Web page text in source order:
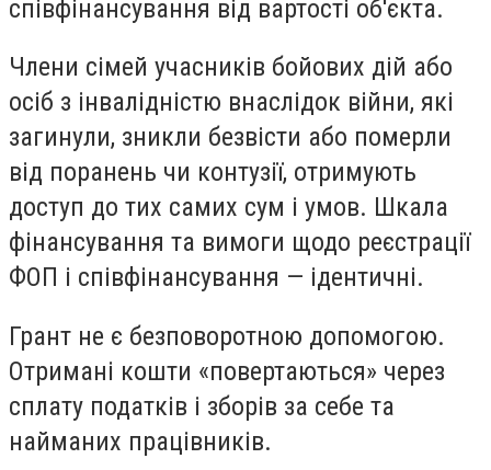
співфінансування від вартості об'єкта.
Члени сімей учасників бойових дій або
осіб з інвалідністю внаслідок війни, які
загинули, зникли безвісти або померли
від поранень чи контузії, отримують
доступ до тих самих сум і умов. Шкала
фінансування та вимоги щодо реєстрації
ФОП і співфінансування — ідентичні.
Грант не є безповоротною допомогою.
Отримані кошти «повертаються» через
сплату податків і зборів за себе та
найманих працівників.